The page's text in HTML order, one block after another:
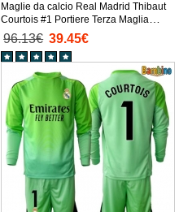
Maglie da calcio Real Madrid Thibaut
Courtois #1 Portiere Terza Maglia
Bambino 2025-26 Manica Corta +
Pantaloni corti)
96.13€ 39.45€